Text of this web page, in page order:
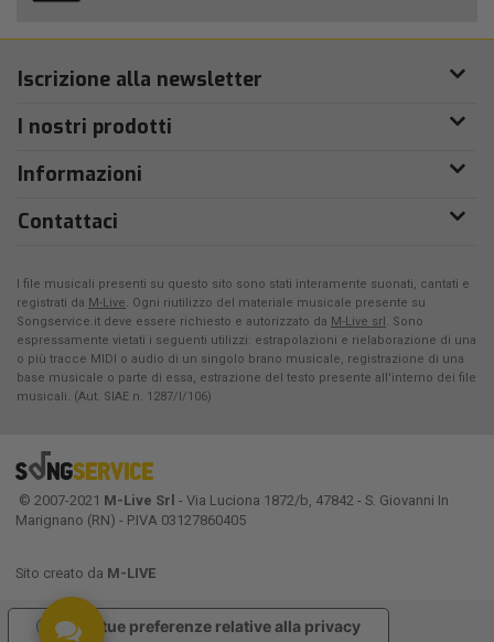
Iscrizione alla newsletter
I nostri prodotti
Informazioni
Contattaci
I file musicali presenti su questo sito sono stati interamente suonati, cantati e
registrati da M-Live. Ogni riutilizzo del materiale musicale presente su
Songservice.it deve essere richiesto e autorizzato da M-Live srl. Sono
espressamente vietati i seguenti utilizzi: estrapolazioni e rielaborazione di una
o più tracce MIDI o audio di un singolo brano musicale, registrazione di una
base musicale o parte di essa, estrazione del testo presente all'interno dei file
musicali. (Aut. SIAE n. 1287/I/106)
© 2007-2021 M-Live Srl - Via Luciona 1872/b, 47842 - S. Giovanni In
Marignano (RN) - P.IVA 03127860405
Sito creato da M-LIVE
Le tue preferenze relative alla privacy